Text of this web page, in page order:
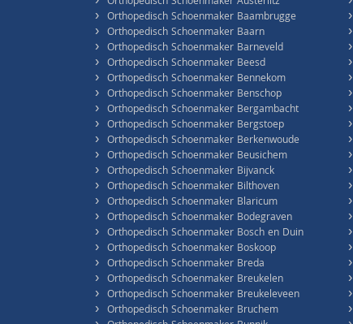
› Orthopedisch Schoenmaker Baambrugge
› Orthopedisch Schoenmaker Baarn
› Orthopedisch Schoenmaker Barneveld
› Orthopedisch Schoenmaker Beesd
› Orthopedisch Schoenmaker Bennekom
› Orthopedisch Schoenmaker Benschop
› Orthopedisch Schoenmaker Bergambacht
› Orthopedisch Schoenmaker Bergstoep
› Orthopedisch Schoenmaker Berkenwoude
› Orthopedisch Schoenmaker Beusichem
› Orthopedisch Schoenmaker Bijvanck
› Orthopedisch Schoenmaker Bilthoven
› Orthopedisch Schoenmaker Blaricum
› Orthopedisch Schoenmaker Bodegraven
› Orthopedisch Schoenmaker Bosch en Duin
› Orthopedisch Schoenmaker Boskoop
› Orthopedisch Schoenmaker Breda
› Orthopedisch Schoenmaker Breukelen
› Orthopedisch Schoenmaker Breukeleveen
› Orthopedisch Schoenmaker Bruchem
›
›
›
›
›
›
›
›
›
›
›
›
›
›
›
›
›
›
›
›